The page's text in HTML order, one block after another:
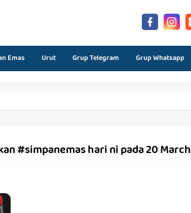
Emas Urut Grup Telegram Grup Whatsapp
#simpanemas hari ni pada 20 March